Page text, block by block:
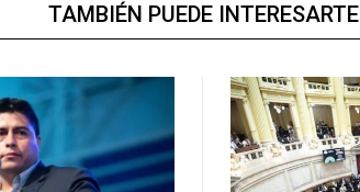
TAMBIÉN PUEDE INTERESARTE